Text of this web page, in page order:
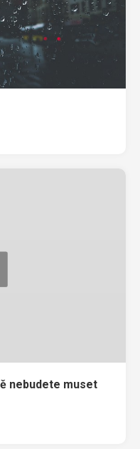
nebudete muset